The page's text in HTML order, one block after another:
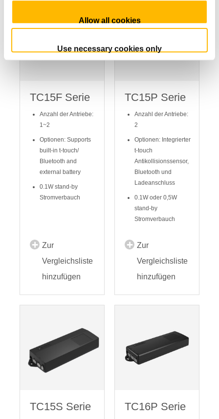
Allow all cookies
Use necessary cookies only
TC15F Serie
Anzahl der Antriebe:
1~2
Optionen: Supports
built-in t-touch/
Bluetooth and
external battery
0.1W stand-by
Stromverbauch
Zur
Vergleichsliste
hinzufügen
TC15P Serie
Anzahl der Antriebe:
2
Optionen: Integrierter
t-touch
Antikollisionssensor,
Bluetooth und
Ladeanschluss
0.1W oder 0,5W
stand-by
Stromverbauch
Zur
Vergleichsliste
hinzufügen
TC15S Serie TC16P Serie